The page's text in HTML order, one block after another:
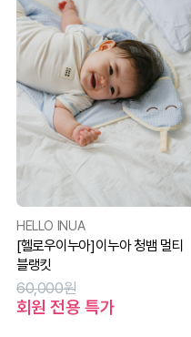
HELLO INUA
[헬로우이누아]이누아 청뱀 멀티
블랭킷
60,000원
회원 전용 특가